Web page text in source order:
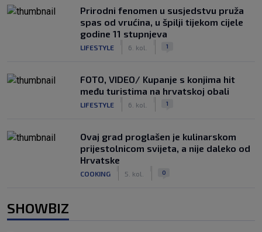
Prirodni fenomen u susjedstvu pruža
spas od vrućina, u špilji tijekom cijele
godine 11 stupnjeva
LIFESTYLE 6. kol. 1
FOTO, VIDEO/ Kupanje s konjima hit
među turistima na hrvatskoj obali
LIFESTYLE 6. kol. 1
Ovaj grad proglašen je kulinarskom
prijestolnicom svijeta, a nije daleko od
Hrvatske
COOKING 5. kol. 0
SHOWBIZ